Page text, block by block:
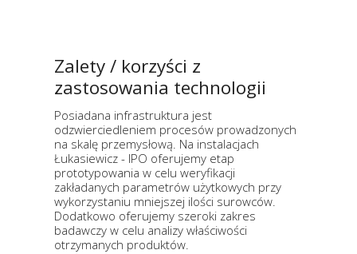
Zalety / korzyści z
zastosowania technologii
Posiadana infrastruktura jest
odzwierciedleniem procesów prowadzonych
na skalę przemysłową. Na instalacjach
Łukasiewicz - IPO oferujemy etap
prototypowania w celu weryfikacji
zakładanych parametrów użytkowych przy
wykorzystaniu mniejszej ilości surowców.
Dodatkowo oferujemy szeroki zakres
badawczy w celu analizy właściwości
otrzymanych produktów.